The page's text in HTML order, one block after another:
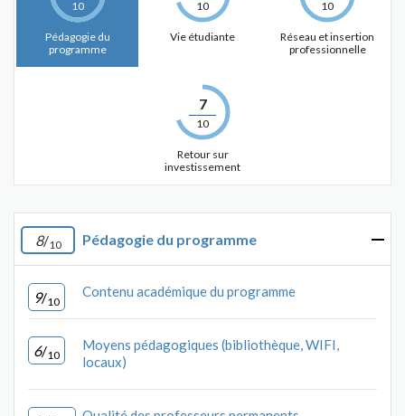
10
Pédagogie du
programme
10
Vie étudiante
10
Réseau et insertion
professionnelle
7
10
Retour sur
investissement
8/10 Pédagogie du programme
9/10
Contenu académique du programme
6/10
Moyens pédagogiques (bibliothèque, WIFI,
locaux)